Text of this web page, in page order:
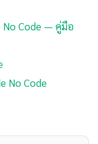
No Code — คู่มือ
No Code